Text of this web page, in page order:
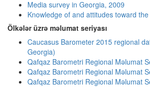
Media survey in Georgia, 2009
Knowledge of and attitudes toward
Ölkələr üzrə məlumat seriyası
Caucasus Barometer 2015 regional
Georgia)
Qafqaz Barometri Regional Məlumat
Qafqaz Barometri Regional Məlumat
Qafqaz Barometri Regional Məlumat